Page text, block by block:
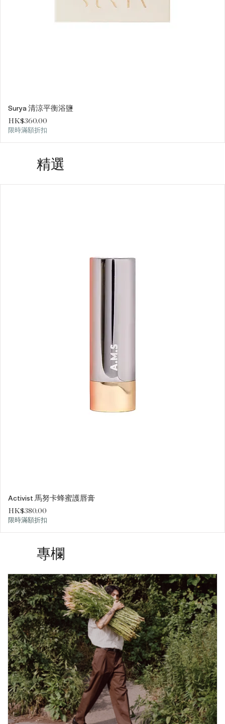
Surya 清涼平衡浴鹽
價格
HK$360.00
限時滿額折扣
精選
專欄
Activist 馬努卡蜂蜜護唇膏
價格
HK$380.00
限時滿額折扣